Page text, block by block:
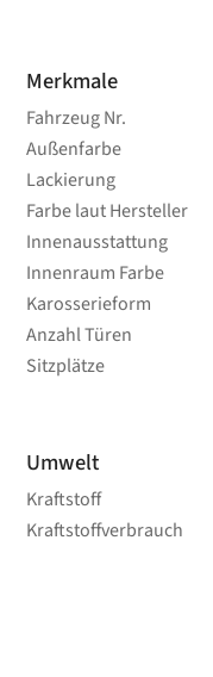
Merkmale
Fahrzeug Nr.
Außenfarbe
Lackierung
Farbe laut Hersteller
Innenausstattung
Innenraum Farbe
Karosserieform
Anzahl Türen
Sitzplätze
Umwelt
Kraftstoff
Kraftstoffverbrauch